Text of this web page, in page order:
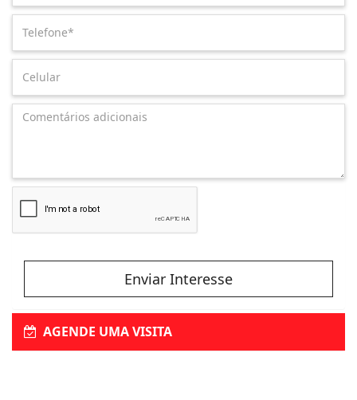
Enviar Interesse
AGENDE UMA VISITA